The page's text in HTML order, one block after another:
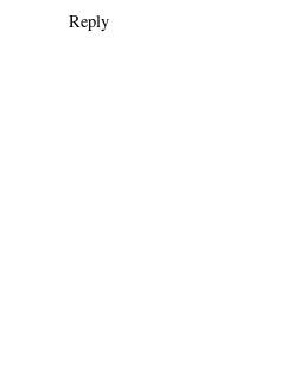
Reply